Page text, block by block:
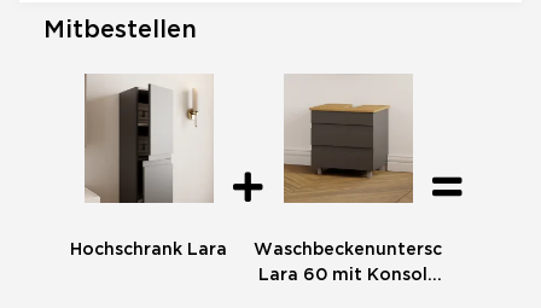
Mitbestellen
Hochschrank Lara
Waschbeckenunterschrank
Lara 60 mit Konsole